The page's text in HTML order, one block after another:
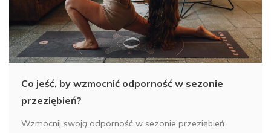
Co jeść, by wzmocnić odporność w sezonie
przeziębień?
Wzmocnij swoją odporność w sezonie przeziębień